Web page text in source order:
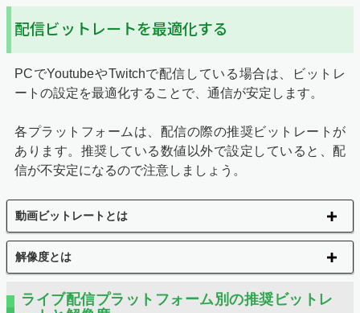
配信ビットレートを最適化する
PCでYoutubeやTwitchで配信している場合は、ビットレ
ートの設定を最適化することで、通信が安定します。
各プラットフォームは、配信の際の推奨ビットレートが
あります。推奨している数値以外で設定していると、配
信が不安定になるので注意しましょう。
動画ビットレートとは
解像度とは
ライブ配信プラットフォーム別の推奨ビットレ